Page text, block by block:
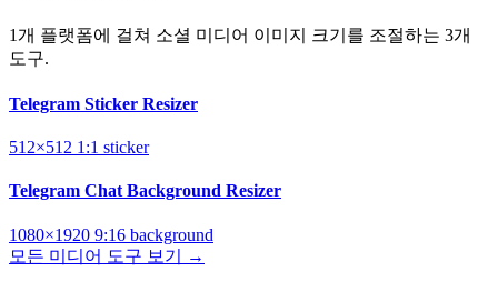
1개 플랫폼에 걸쳐 소셜 미디어 이미지 크기를 조절하는 3개
도구.
Telegram Sticker Resizer
512×512 1:1 sticker
Telegram Chat Background Resizer
1080×1920 9:16 background
모든 미디어 도구 보기 →